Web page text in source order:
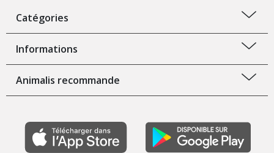
Catégories
Informations
Animalis recommande